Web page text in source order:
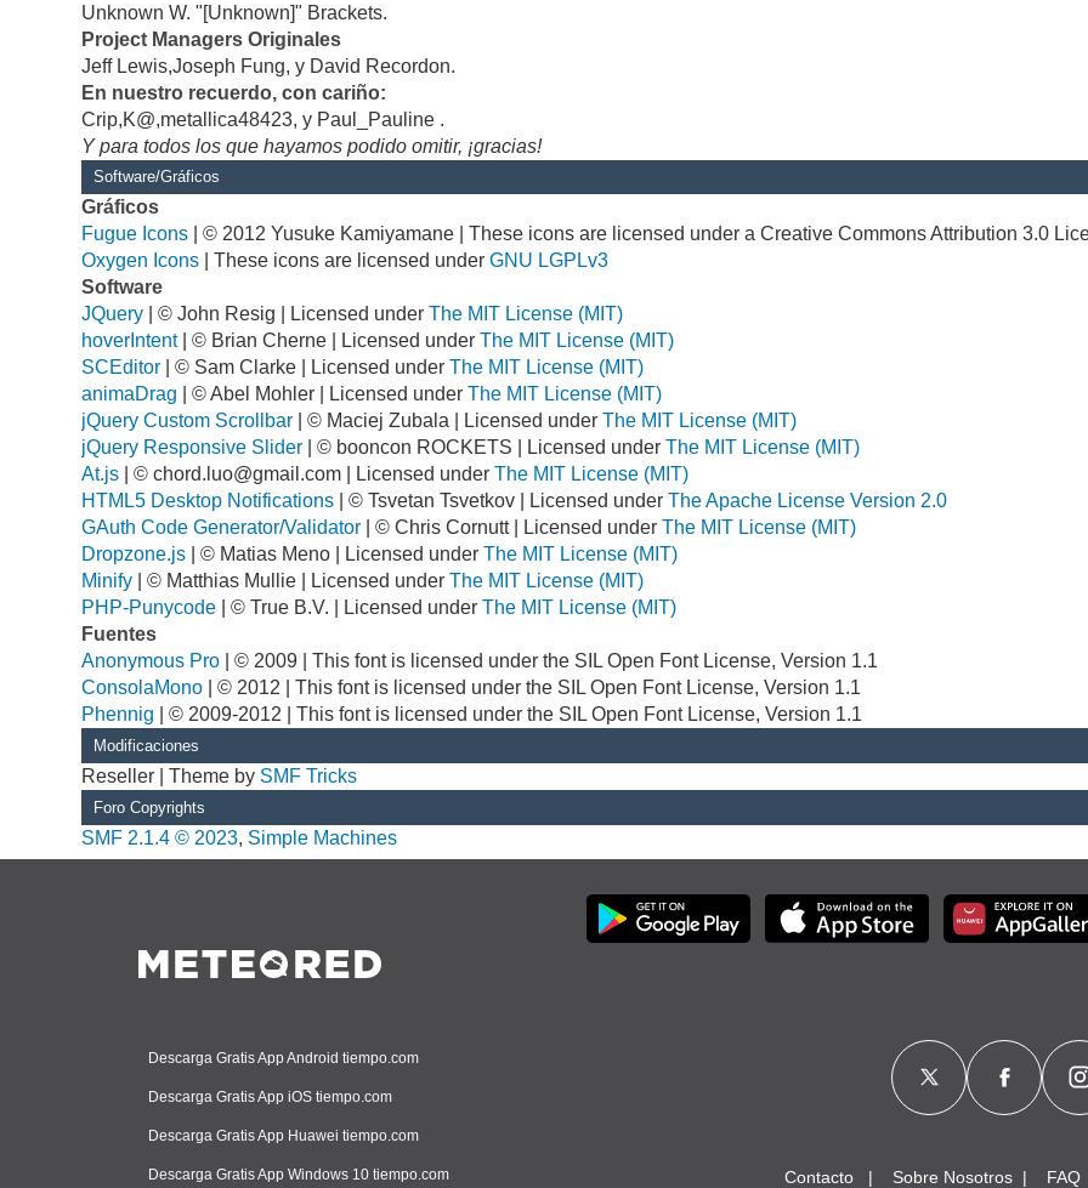
Unknown W. "[Unknown]" Brackets.
Project Managers Originales
Jeff Lewis,Joseph Fung, y David Recordon.
En nuestro recuerdo, con cariño:
Crip,K@,metallica48423, y Paul_Pauline .
Y para todos los que hayamos podido omitir, ¡gracias!
Software/Gráficos
Gráficos
Fugue Icons | © 2012 Yusuke Kamiyamane | These icons are licensed under a Creative Commons Attribution 3.0
Oxygen Icons | These icons are licensed underGNU LGPLv3
Software
JQuery | © John Resig | Licensed underThe MIT License (MIT)
hoverIntent| © Brian Cherne | Licensed underThe MIT License (MIT)
SCEditor | © Sam Clarke | Licensed underThe MIT License (MIT)
animaDrag | © Abel Mohler | Licensed underThe MIT License (MIT)
jQuery Custom Scrollbar | © Maciej Zubala | Licensed underThe MIT License (MIT)
jQuery Responsive Slider | © booncon ROCKETS | Licensed underThe MIT License (MIT)
At.js | ©chord.luo@gmail.com | Licensed underThe MIT License (MIT)
HTML5 Desktop Notifications | © Tsvetan Tsvetkov | Licensed underThe Apache License Version 2.0
GAuth Code Generator/Validator | © Chris Cornutt | Licensed underThe MIT License (MIT)
Dropzone.js | © Matias Meno | Licensed underThe MIT License (MIT)
Minify | © Matthias Mullie | Licensed underThe MIT License (MIT)
PHP-Punycode | © True B.V. | Licensed underThe MIT License (MIT)
Fuentes
Anonymous Pro | © 2009 | This font is licensed under the SIL Open Font License, Version 1.1
ConsolaMono | © 2012 | This font is licensed under the SIL Open Font License, Version 1.1
Phennig | © 2009-2012 | This font is licensed under the SIL Open Font License, Version 1.1
Modificaciones
Reseller | Theme by SMF Tricks
Foro Copyrights
SMF 2.1.4 © 2023, Simple Machines
Descarga Gratis App Android tiempo.com
Descarga Gratis App iOS tiempo.com
Descarga Gratis App Huawei tiempo.com
Descarga Gratis App Windows 10 tiempo.com Contacto Sobre Nosotros FAQ